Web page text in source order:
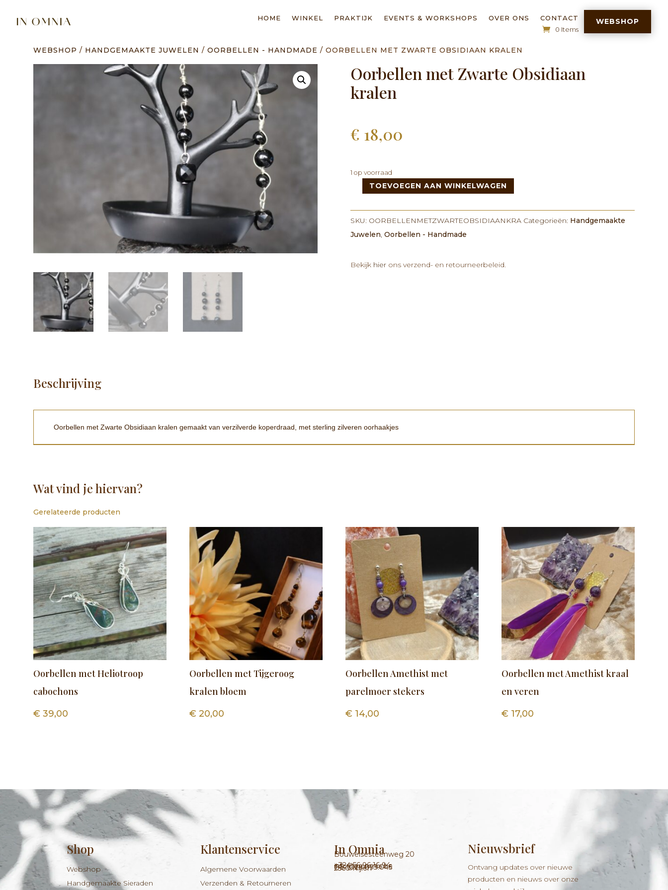
HOME WINKEL PRAKTIJK EVENTS & WORKSHOPS OVER ONS
CONTACT
0 Items
WEBSHOP
WEBSHOP / HANDGEMAAKTE JUWELEN /OORBELLEN - HANDMADE / OORBELLEN MET ZWARTE OBSIDIAAN KRALEN
Oorbellen met Zwarte Obsidiaan
kralen
€ 18,00
1 op voorraad
Oorbellen
Zwarte
Obsidiaan
kralen
TOEVOEGEN AAN WINKELWAGEN
SKU: OORBELLENMETZWARTEOBSIDIAANKRA Categorieën: Handgemaakte
Juwelen,Oorbellen - Handmade
Bekijk hier ons verzend- en retourneerbeleid.
Beschrijving
Oorbellen met Zwarte Obsidiaan kralen gemaakt van verzilverde koperdraad, met sterling zilveren oorhaakjes
Wat vind je hiervan?
Gerelateerde producten
Oorbellen met Heliotroop
cabochons
€ 39,00
Oorbellen met Tijgeroog
kralen bloem
€ 20,00
Oorbellen Amethist met
parelmoer stekers
€ 14,00
Oorbellen met Amethist kraal
en veren
€ 17,00
Shop
Webshop
Handgemaakte Sieraden
Klantenservice
Algemene Voorwaarden
Verzenden & Retourneren
In Omnia
Bouwelsesteenweg 20
2560 Nijlen
BE 1029.893.045
info@inomnia.be
+324 56 96 16 94
Nieuwsbrief
Ontvang updates over nieuwe
producten en nieuws over onze